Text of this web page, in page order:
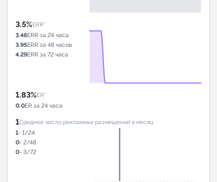
3.5%ERR*
3.46ERR за 24 часа
3.95ERR за 48 часов
4.29ERR за 72 часа
1.83%ER*
0.0ER за 24 часа
1Среднее число рекламных размещений в месяц
1- 1/24
0- 2/48
0- 3/72